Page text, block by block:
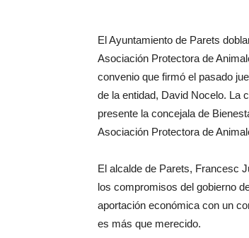
El Ayuntamiento de Parets
Asociación Protectora de
convenio que firmó el pasado
de la entidad, David Nocelo. La
presente la concejala de
Asociación Protectora de
El alcalde de Parets, Francesc
los compromisos del gobierno
aportación económica con un
es más que merecido.